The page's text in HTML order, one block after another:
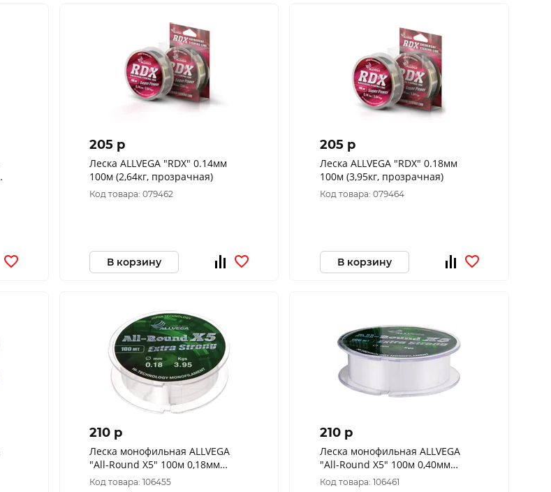
205 p
Леска ALLVEGA "RDX" 0.14мм
100м (2,64кг, прозрачная)
Код товара: 079462
В корзину
205 p
Леска ALLVEGA "RDX" 0.18мм
100м (3,95кг, прозрачная)
Код товара: 079464
В корзину
210 p
Леска монофильная ALLVEGA
"All-Round X5" 100м 0,18мм
(3,95кг) прозрачная
Код товара: 106455
210 p
Леска монофильная ALLVEGA
"All-Round X5" 100м 0,40мм
(13,58кг) прозрачная
Код товара: 106461